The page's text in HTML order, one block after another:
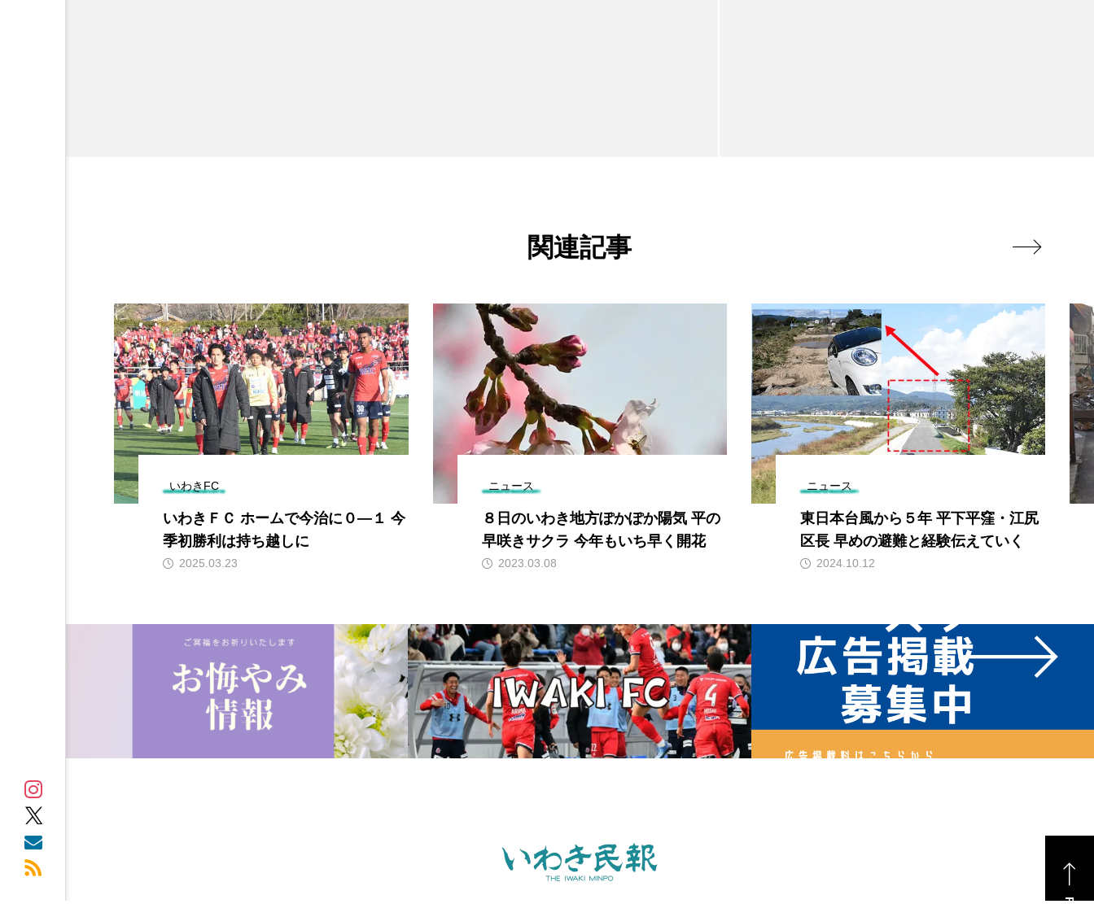
関連記事
いわきFC
いわきＦＣ ホームで今治に０―１ 今
季初勝利は持ち越しに
2025.03.23
ニュース
８日のいわき地方ぽかぽか陽気 平の
早咲きサクラ 今年もいち早く開花
2023.03.08
ニュース
東日本台風から５年 平下平窪・江尻
区長 早めの避難と経験伝えていく
2024.10.12
